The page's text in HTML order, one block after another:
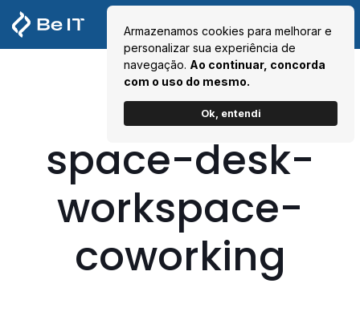
Armazenamos cookies para melhorar e
personalizar sua experiência de
navegação. Ao continuar, concorda
com o uso do mesmo.
Ok, entendi
space-desk-
workspace-
coworking